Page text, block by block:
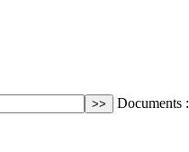
Documents :